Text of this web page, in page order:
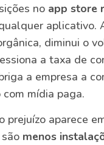
no app store
aplicativo.
diminui o
a taxa de
a empresa a
mídia paga.
prejuízo aparece
menos